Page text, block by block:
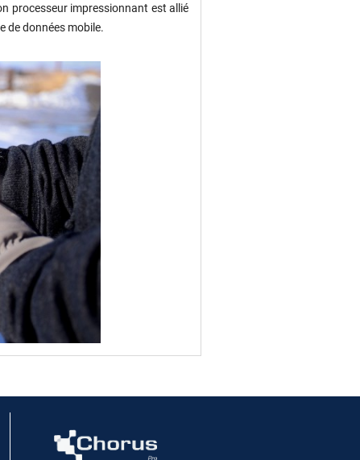
processeur impressionnant est allié
de données mobile.